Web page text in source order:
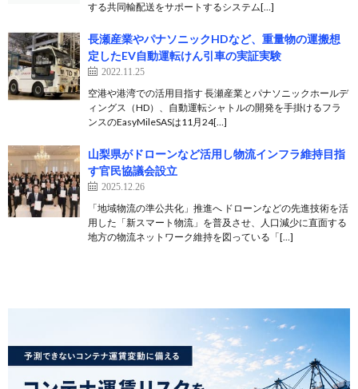
する共同輸配送をサポートするシステム[…]
長瀬産業やパナソニックHDなど、重量物の運搬想
定したEV自動運転けん引車の実証実験
2022.11.25
空港や港湾での活用目指す 長瀬産業とパナソニックホールデ
ィングス（HD）、自動運転シャトルの開発を手掛けるフラ
ンスのEasyMileSASは11月24[…]
山梨県がドローンなど活用し物流インフラ維持目指
す官民協議会設立
2025.12.26
「地域物流の準公共化」推進へ ドローンなどの先進技術を活
用した「新スマート物流」を普及させ、人口減少に直面する
地方の物流ネットワーク維持を図っている「[…]